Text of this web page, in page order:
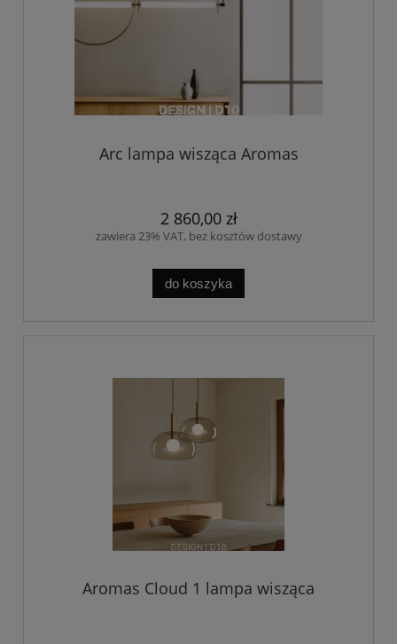
Arc lampa wisząca Aromas
2 860,00 zł
zawiera 23% VAT, bez kosztów dostawy
do koszyka
Aromas Cloud 1 lampa wisząca